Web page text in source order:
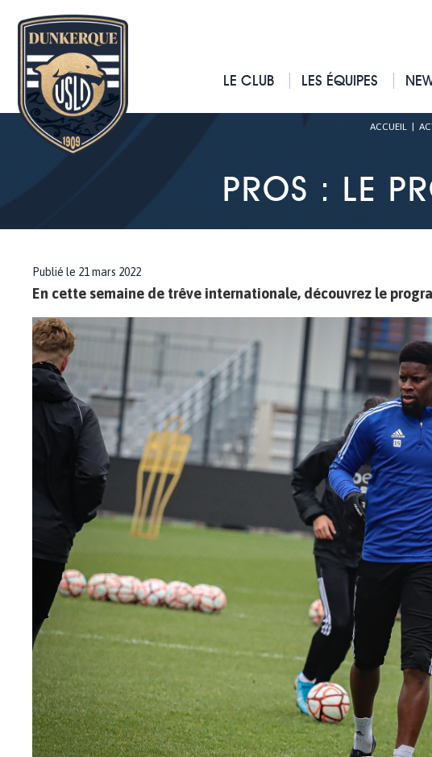
LE CLUB LES ÉQUIPES
ACCUEIL
PROS : LE
Publié le 21 mars 2022
En cette semaine de trêve internationale, découvrez le